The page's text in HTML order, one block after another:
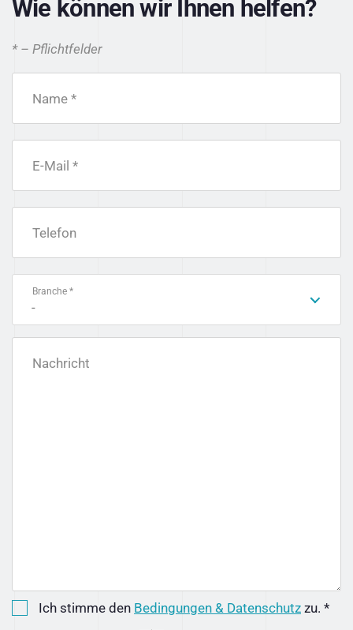
Wie können wir Ihnen helfen?
* – Pflichtfelder
Name *
E-Mail *
Telefon
Branche *
-
Nachricht
Ich stimme den Bedingungen & Datenschutz zu. *